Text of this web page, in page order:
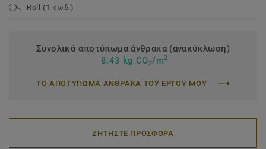
Roll (1 κωδ.)
Συνολικό αποτύπωμα άνθρακα (ανακύκλωση)
8.43 kg CO2/m2
ΤΟ ΑΠΟΤΥΠΩΜΑ ΑΝΘΡΑΚΑ ΤΟΥ ΕΡΓΟΥ ΜΟΥ
ΖΗΤΗΣΤΕ ΠΡΟΣΦΟΡΑ